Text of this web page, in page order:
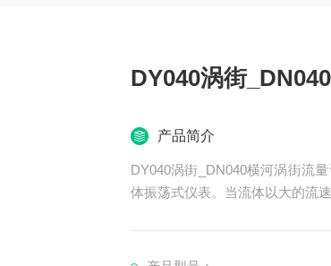
DY040涡街
产品简介
DY040涡街_DN040横河涡街流
体振荡式仪表。当流体以大的流